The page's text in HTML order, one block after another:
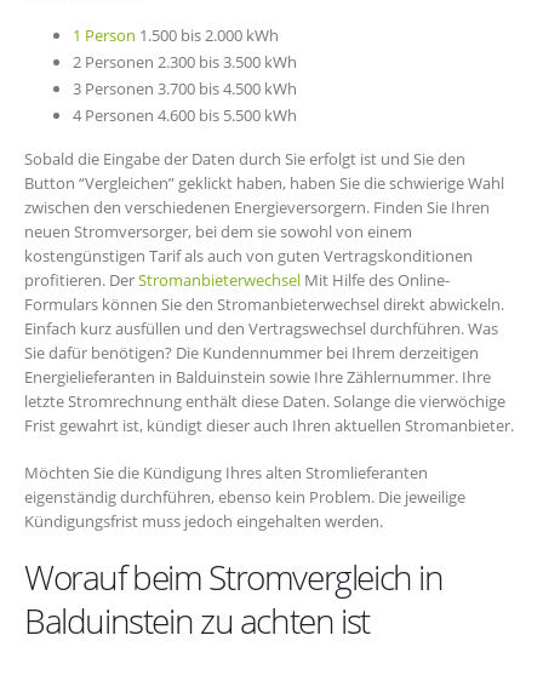
1 Person 1.500 bis 2.000 kWh
2 Personen 2.300 bis 3.500 kWh
3 Personen 3.700 bis 4.500 kWh
4 Personen 4.600 bis 5.500 kWh
Sobald die Eingabe der Daten durch Sie erfolgt ist und Sie den
Button “Vergleichen” geklickt haben, haben Sie die schwierige Wahl
zwischen den verschiedenen Energieversorgern. Finden Sie Ihren
neuen Stromversorger, bei dem sie sowohl von einem
kostengünstigen Tarif als auch von guten Vertragskonditionen
profitieren. DerStromanbieterwechsel Mit Hilfe des Online-
Formulars können Sie den Stromanbieterwechsel direkt abwickeln.
Einfach kurz ausfüllen und den Vertragswechsel durchführen. Was
Sie dafür benötigen? Die Kundennummer bei Ihrem derzeitigen
Energielieferanten in Balduinstein sowie Ihre Zählernummer. Ihre
letzte Stromrechnung enthält diese Daten. Solange die vierwöchige
Frist gewahrt ist, kündigt dieser auch Ihren aktuellen Stromanbieter.
Möchten Sie die Kündigung Ihres alten Stromlieferanten
eigenständig durchführen, ebenso kein Problem. Die jeweilige
Kündigungsfrist muss jedoch eingehalten werden.
Worauf beim Stromvergleich in
Balduinstein zu achten ist